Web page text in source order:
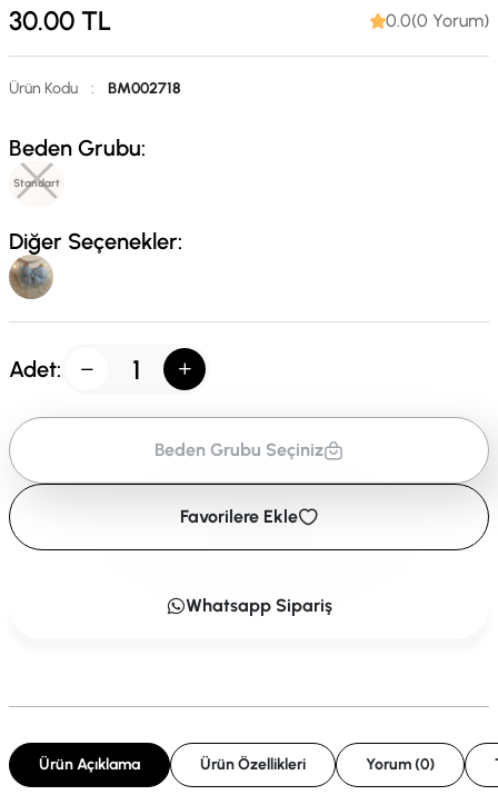
30.00 TL 0.0(0 Yorum)
Ürün Kodu : BM002718
Beden Grubu:
Standart
Diğer Seçenekler:
Adet:
Beden Grubu Seçiniz
Favorilere Ekle
Whatsapp Sipariş
Ürün Açıklama Ürün Özellikleri Yorum (0)